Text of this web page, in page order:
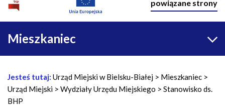
powiązane strony
Główna
nawigacja
Mieszkaniec
Ś
c
i
Jesteś tutaj: Urząd Miejski w Bielsku-Białej
Mieszkaniec
Urząd Miejski
Wydziały Urzędu Miejskiego
Stanowisko ds.
BHP